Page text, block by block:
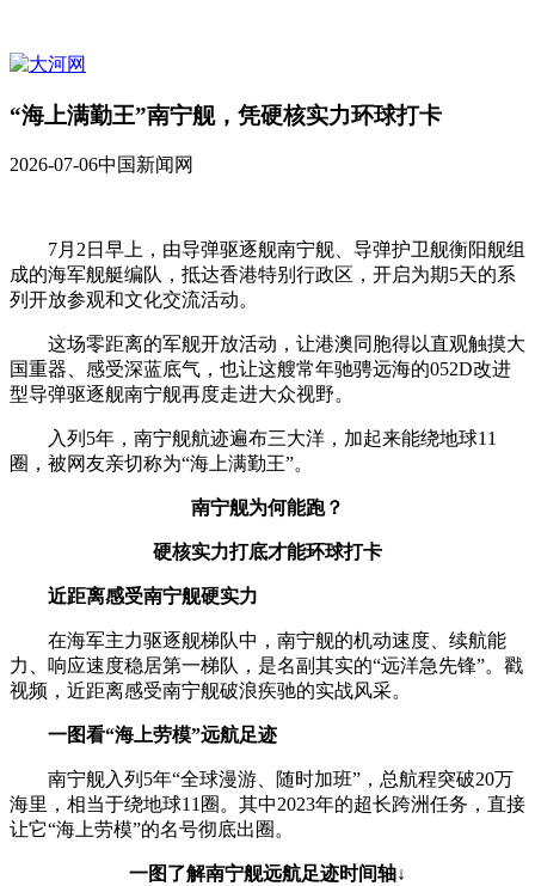
“海上满勤王”南宁舰，凭硬核实力环球打卡
2026-07-06中国新闻网
7月2日早上，由导弹驱逐舰南宁舰、导弹护卫舰衡阳舰组
成的海军舰艇编队，抵达香港特别行政区，开启为期5天的系
列开放参观和文化交流活动。
这场零距离的军舰开放活动，让港澳同胞得以直观触摸大
国重器、感受深蓝底气，也让这艘常年驰骋远海的052D改进
型导弹驱逐舰南宁舰再度走进大众视野。
入列5年，南宁舰航迹遍布三大洋，加起来能绕地球11
圈，被网友亲切称为“海上满勤王”。
南宁舰为何能跑？
硬核实力打底才能环球打卡
近距离感受南宁舰硬实力
在海军主力驱逐舰梯队中，南宁舰的机动速度、续航能
力、响应速度稳居第一梯队，是名副其实的“远洋急先锋”。戳
视频，近距离感受南宁舰破浪疾驰的实战风采。
一图看“海上劳模”远航足迹
南宁舰入列5年“全球漫游、随时加班”，总航程突破20万
海里，相当于绕地球11圈。其中2023年的超长跨洲任务，直接
让它“海上劳模”的名号彻底出圈。
一图了解南宁舰远航足迹时间轴↓